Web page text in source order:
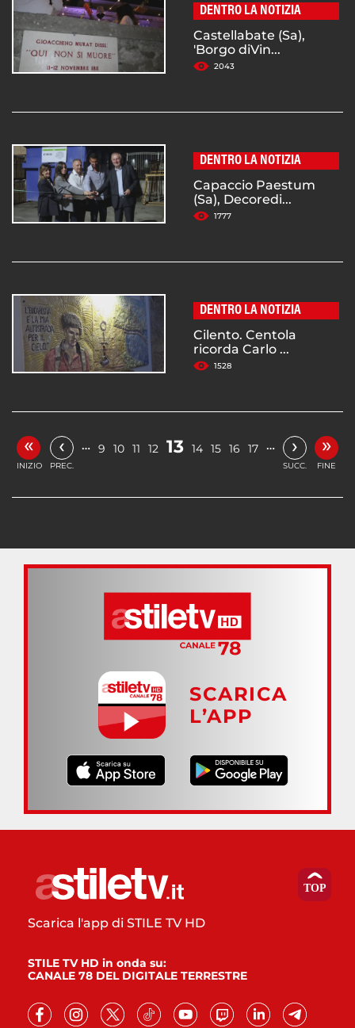
DENTRO LA NOTIZIA
Castellabate (Sa),
'Borgo diVin...
2043
DENTRO LA NOTIZIA
Capaccio Paestum
(Sa), Decoredi...
1777
DENTRO LA NOTIZIA
Cilento. Centola
ricorda Carlo ...
1528
«
INIZIO
‹
PREC.
… 9 10 11 12 13 14 15 16 17 … ›
SUCC.
»
FINE
SCARICA
L’APP
Scarica l'app di STILE TV HD
STILE TV HD in onda su:
CANALE 78 DEL DIGITALE TERRESTRE